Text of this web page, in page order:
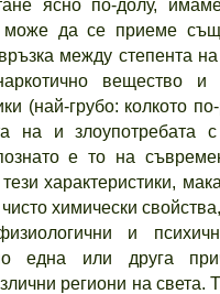
ясно по-долу,
може да се приеме
между степента
вещество и
(най-грубо: колкото
на и злоупотребата
е то на
характеристики,
химически
и
една или друга
региони на света.